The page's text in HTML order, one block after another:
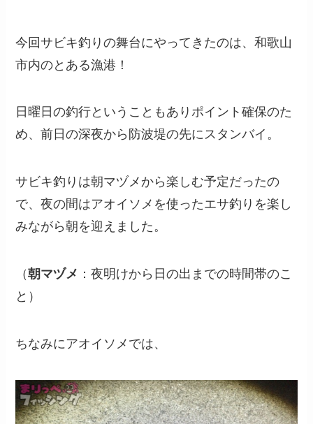
今回サビキ釣りの舞台にやってきたのは、和歌山
市内のとある漁港！
日曜日の釣行ということもありポイント確保のた
め、前日の深夜から防波堤の先にスタンバイ。
サビキ釣りは朝マヅメから楽しむ予定だったの
で、夜の間はアオイソメを使ったエサ釣りを楽し
みながら朝を迎えました。
（朝マヅメ ：夜明けから日の出までの時間帯のこ
と）
ちなみにアオイソメでは、